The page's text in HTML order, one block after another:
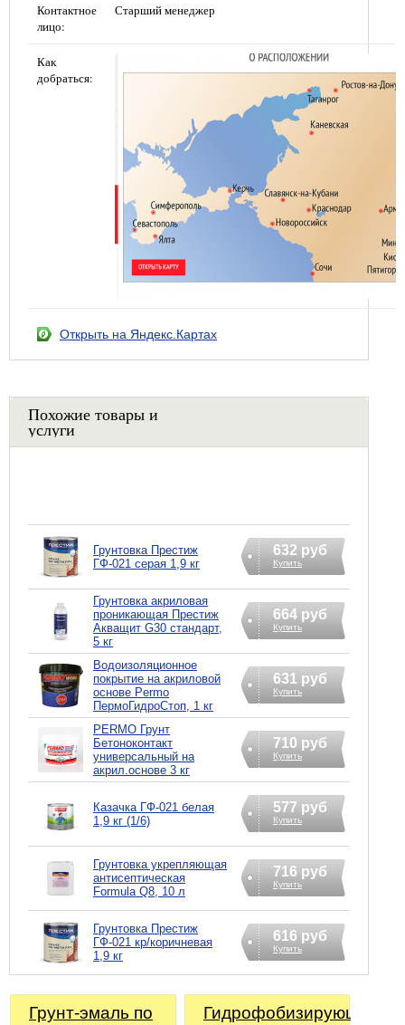
Контактное
лицо:
Старший менеджер
Как
добраться:
Открыть на Яндекс.Картах
Похожие товары и
услуги
Грунтовка Престиж
ГФ-021 серая 1,9 кг
632 руб
Купить
Грунтовка акриловая
проникающая Престиж
Акващит G30 стандарт,
5 кг
664 руб
Купить
Водоизоляционное
покрытие на акриловой
основе Permo
ПермоГидроСтоп, 1 кг
631 руб
Купить
PERMO Грунт
Бетоноконтакт
универсальный на
акрил.основе 3 кг
710 руб
Купить
Казачка ГФ-021 белая
1,9 кг (1/6)
577 руб
Купить
Грунтовка укрепляющая
антисептическая
Formula Q8, 10 л
716 руб
Купить
Грунтовка Престиж
ГФ-021 кр/коричневая
1,9 кг
616 руб
Купить
Грунт-эмаль по
Гидрофобизирующий